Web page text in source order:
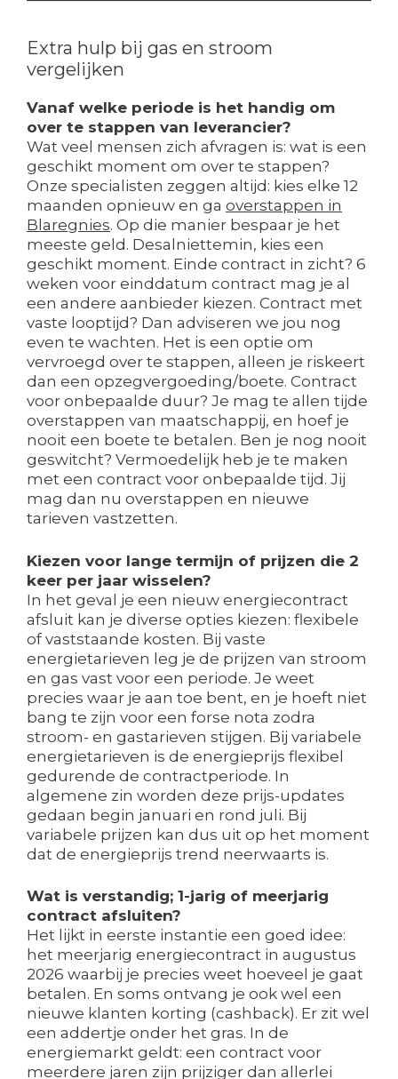
Extra hulp bij gas en stroom
vergelijken
Vanaf welke periode is het handig om
over te stappen van leverancier?
Wat veel mensen zich afvragen is: wat is een
geschikt moment om over te stappen?
Onze specialisten zeggen altijd: kies elke 12
maanden opnieuw en ga overstappen in
Blaregnies. Op die manier bespaar je het
meeste geld. Desalniettemin, kies een
geschikt moment. Einde contract in zicht? 6
weken voor einddatum contract mag je al
een andere aanbieder kiezen. Contract met
vaste looptijd? Dan adviseren we jou nog
even te wachten. Het is een optie om
vervroegd over te stappen, alleen je riskeert
dan een opzegvergoeding/boete. Contract
voor onbepaalde duur? Je mag te allen tijde
overstappen van maatschappij, en hoef je
nooit een boete te betalen. Ben je nog nooit
geswitcht? Vermoedelijk heb je te maken
met een contract voor onbepaalde tijd. Jij
mag dan nu overstappen en nieuwe
tarieven vastzetten.
Kiezen voor lange termijn of prijzen die 2
keer per jaar wisselen?
In het geval je een nieuw energiecontract
afsluit kan je diverse opties kiezen: flexibele
of vaststaande kosten. Bij vaste
energietarieven leg je de prijzen van stroom
en gas vast voor een periode. Je weet
precies waar je aan toe bent, en je hoeft niet
bang te zijn voor een forse nota zodra
stroom- en gastarieven stijgen. Bij variabele
energietarieven is de energieprijs flexibel
gedurende de contractperiode. In
algemene zin worden deze prijs-updates
gedaan begin januari en rond juli. Bij
variabele prijzen kan dus uit op het moment
dat de energieprijs trend neerwaarts is.
Wat is verstandig; 1-jarig of meerjarig
contract afsluiten?
Het lijkt in eerste instantie een goed idee:
het meerjarig energiecontract in augustus
2026 waarbij je precies weet hoeveel je gaat
betalen. En soms ontvang je ook wel een
nieuwe klanten korting (cashback). Er zit wel
een addertje onder het gras. In de
energiemarkt geldt: een contract voor
meerdere jaren zijn prijziger dan allerlei